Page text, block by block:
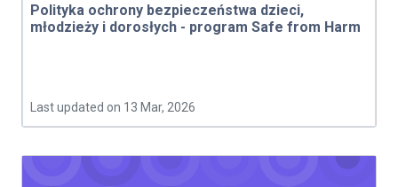
Polityka ochrony bezpieczeństwa dzieci,
młodzieży i dorosłych - program Safe from Harm
Last updated on 13 Mar, 2026